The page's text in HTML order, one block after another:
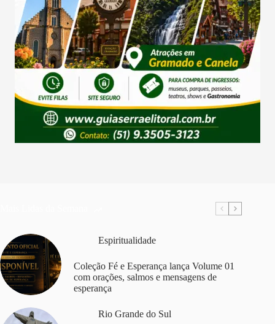
Espiritualidade
Coleção Fé e Esperança lança Volume 01
com orações, salmos e mensagens de
esperança
Rio Grande do Sul